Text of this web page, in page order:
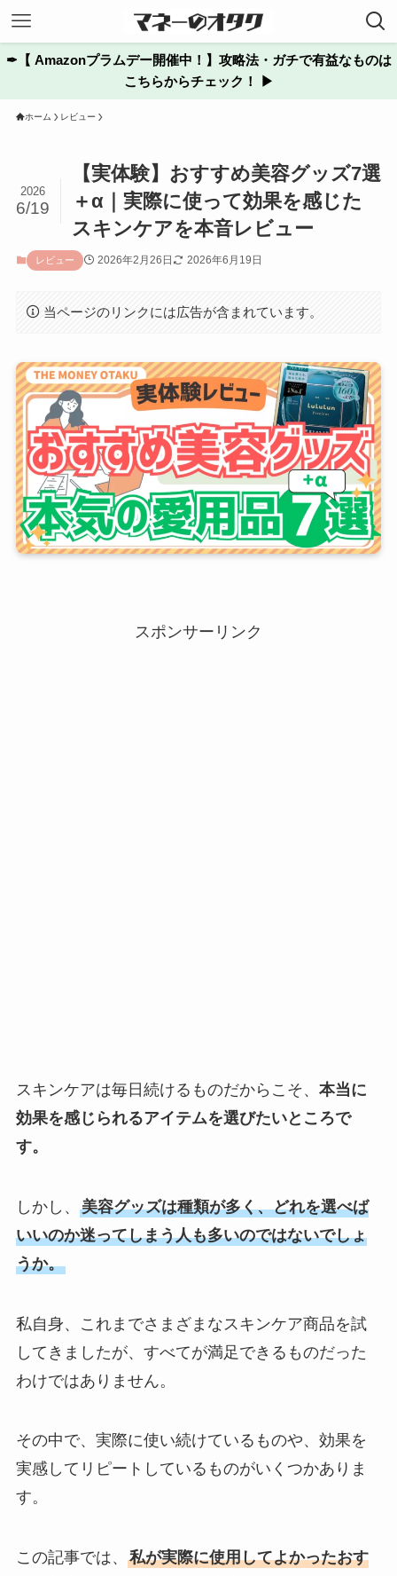
✒︎【 Amazonプラムデー開催中！】攻略法・ガチで有益なものは
こちらからチェック！ ▶
ホーム レビュー
【実体験】おすすめ美容グッズ7選
＋α｜実際に使って効果を感じた
スキンケアを本音レビュー
2026
6/19
レビュー 2026年2月26日 2026年6月19日
当ページのリンクには広告が含まれています。
スポンサーリンク
スキンケアは毎日続けるものだからこそ、 本当に
効果を感じられるアイテムを選びたいところで
す。
しかし、 美容グッズは種類が多く、どれを選べば
いいのか迷ってしまう人も多いのではないでしょ
うか。
私自身、これまでさまざまなスキンケア商品を試
してきましたが、すべてが満足できるものだった
わけではありません。
その中で、実際に使い続けているものや、効果を
実感してリピートしているものがいくつかありま
す。
この記事では、 私が実際に使用してよかったおす